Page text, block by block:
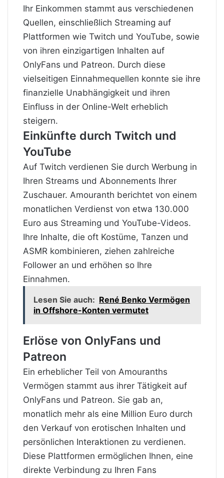
Ihr Einkommen stammt aus verschiedenen
Quellen, einschließlich Streaming auf
Plattformen wie Twitch und YouTube, sowie
von ihren einzigartigen Inhalten auf
OnlyFans und Patreon. Durch diese
vielseitigen Einnahmequellen konnte sie ihre
finanzielle Unabhängigkeit und ihren
Einfluss in der Online-Welt erheblich
steigern.
Einkünfte durch Twitch und
YouTube
Auf Twitch verdienen Sie durch Werbung in
Ihren Streams und Abonnements Ihrer
Zuschauer. Amouranth berichtet von einem
monatlichen Verdienst von etwa 130.000
Euro aus Streaming und YouTube-Videos.
Ihre Inhalte, die oft Kostüme, Tanzen und
ASMR kombinieren, ziehen zahlreiche
Follower an und erhöhen so Ihre
Einnahmen.
Lesen Sie auch: René Benko Vermögen
in Offshore-Konten vermutet
Erlöse von OnlyFans und
Patreon
Ein erheblicher Teil von Amouranths
Vermögen stammt aus ihrer Tätigkeit auf
OnlyFans und Patreon. Sie gab an,
monatlich mehr als eine Million Euro durch
den Verkauf von erotischen Inhalten und
persönlichen Interaktionen zu verdienen.
Diese Plattformen ermöglichen Ihnen, eine
direkte Verbindung zu Ihren Fans